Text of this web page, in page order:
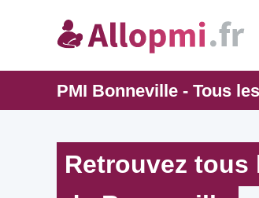
PMI Bonneville - Tous
Retrouvez tous